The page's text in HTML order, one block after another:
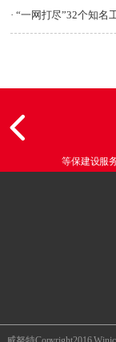
康发展
· “一网打尽”32个知名
等保建设服